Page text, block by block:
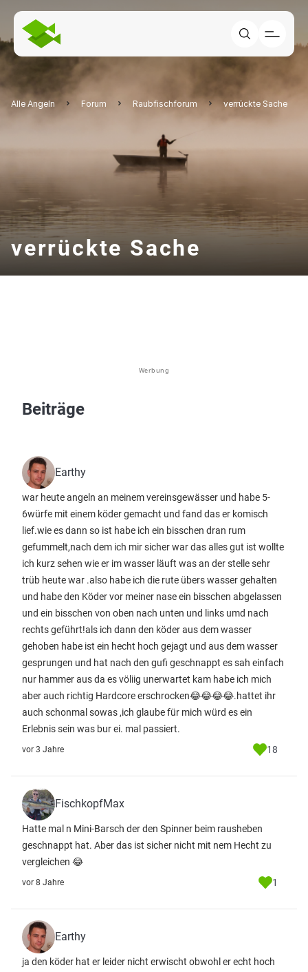
Alle Angeln Forum Raubfischforum verrückte Sache
verrückte Sache
Werbung
Beiträge
Earthy
war heute angeln an meinem vereinsgewässer und habe 5-
6würfe mit einem köder gemacht und fand das er komisch
lief.wie es dann so ist habe ich ein bisschen dran rum
gefummelt,nach dem ich mir sicher war das alles gut ist wollte
ich kurz sehen wie er im wasser läuft was an der stelle sehr
trüb heute war .also habe ich die rute übers wasser gehalten
und habe den Köder vor meiner nase ein bisschen abgelassen
und ein bisschen von oben nach unten und links umd nach
rechts geführt!als ich dann den köder aus dem wasser
gehoben habe ist ein hecht hoch gejagt und aus dem wasser
gesprungen und hat nach den gufi geschnappt es sah einfach
nur hammer aus da es völiig unerwartet kam habe ich mich
aber auch richtig Hardcore erschrocken😂😂😂😂.hattet ihr
auch schonmal sowas ,ich glaube für mich würd es ein
Erlebnis sein was bur ei. mal passiert.
vor 3 Jahre 18
FischkopfMax
Hatte mal n Mini-Barsch der den Spinner beim rausheben
geschnappt hat. Aber das ist sicher nicht mit nem Hecht zu
vergleichen 😂
vor 8 Jahre 1
Earthy
ja den köder hat er leider nicht erwischt obwohl er echt hoch